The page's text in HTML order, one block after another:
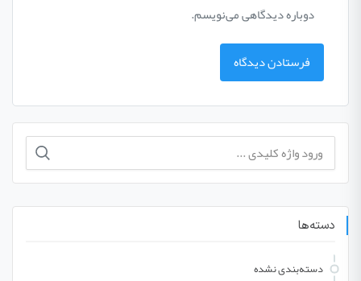
دوباره دیدگاهی می‌نویسم.
جستجو
برای:
دسته‌ها
دسته‌بندی نشده